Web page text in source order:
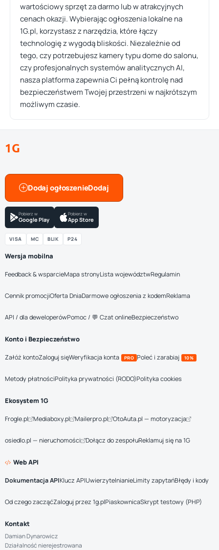
wartościowy sprzęt za darmo lub w atrakcyjnych
cenach okazji. Wybierając ogłoszenia lokalne na
1G.pl, korzystasz z narzędzia, które łączy
technologię z wygodą bliskości. Niezależnie od
tego, czy potrzebujesz kamery typu dome do salonu,
czy profesjonalnych systemów analitycznych AI,
nasza platforma zapewnia Ci pełną kontrolę nad
bezpieczeństwem Twojej przestrzeni w najkrótszym
możliwym czasie.
1G
Dodaj ogłoszenie
Pobierz w
Google Play
Pobierz w
App Store
VISA MC BLIK P24
Wersja mobilna
Feedback & wsparcieMapa stronyLista województwRegulamin
Cennik promocjiOferta DniaDarmowe ogłoszenia z kodemReklama
API / dla deweloperówPomoc / 💬 Czat onlineBezpieczeństwo
Konto i Bezpieczeństwo
Załóż kontoZaloguj sięWeryfikacja konta PRO Poleć i zarabiaj 10%
Metody płatnościPolityka prywatności (RODO)Polityka cookies
Ekosystem 1G
Frogle.pl Mediaboxy.pl Mailerpro.pl OtoAuta.pl — motoryzacja
osiedlo.pl — nieruchomości Dołącz do zespołuReklamuj się na 1G
Web API
Dokumentacja APIKlucz APIUwierzytelnianieLimity zapytańBłędy i kody
Od czego zacząćZaloguj przez 1g.plPiaskownicaSkrypt testowy (PHP)
Kontakt
Damian Dynarowicz
Działalność nierejestrowana